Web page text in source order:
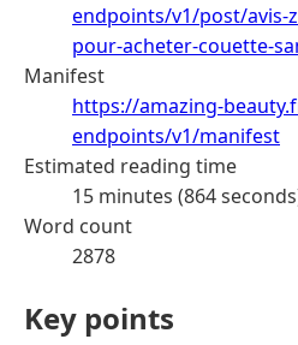
endpoints/v1/post/avis-
pour-acheter-couette-
Manifest
https://amazing-
endpoints/v1/manifest
Estimated reading time
15 minutes (864
Word count
2878
Key points